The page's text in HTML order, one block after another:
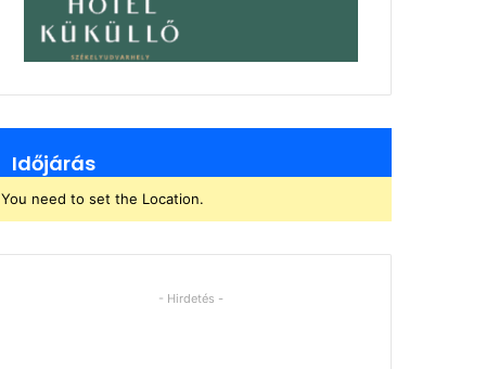
Időjárás
You need to set the Location.
- Hirdetés -